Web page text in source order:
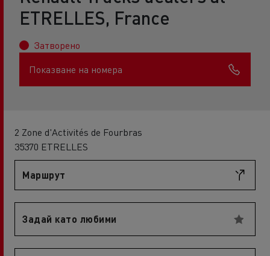
ETRELLES, France
Затворено
Показване на номера
2 Zone d'Activités de Fourbras
35370 ETRELLES
Маршрут
Задай като любими